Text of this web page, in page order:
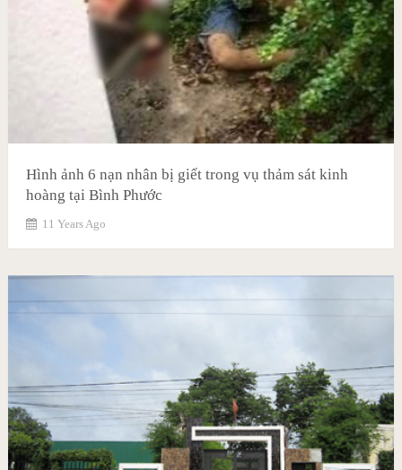
Hình ảnh 6 nạn nhân bị giết trong vụ thảm sát kinh
hoàng tại Bình Phước
11 Years Ago